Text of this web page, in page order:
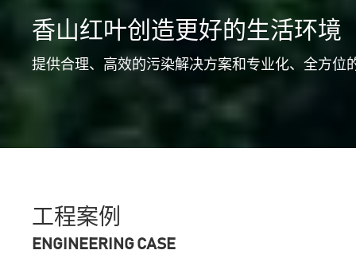
香山红叶创造更好的生活环境
提供合理、高效的污染解决方案和专业化、全方位
工程案例
ENGINEERING CASE